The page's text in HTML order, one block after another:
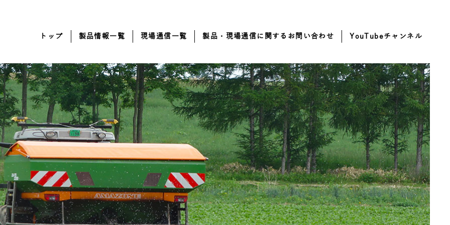
トップ 製品情報一覧 現場通信一覧 製品・現場通信に関するお問い合わせ YouTubeチャンネル